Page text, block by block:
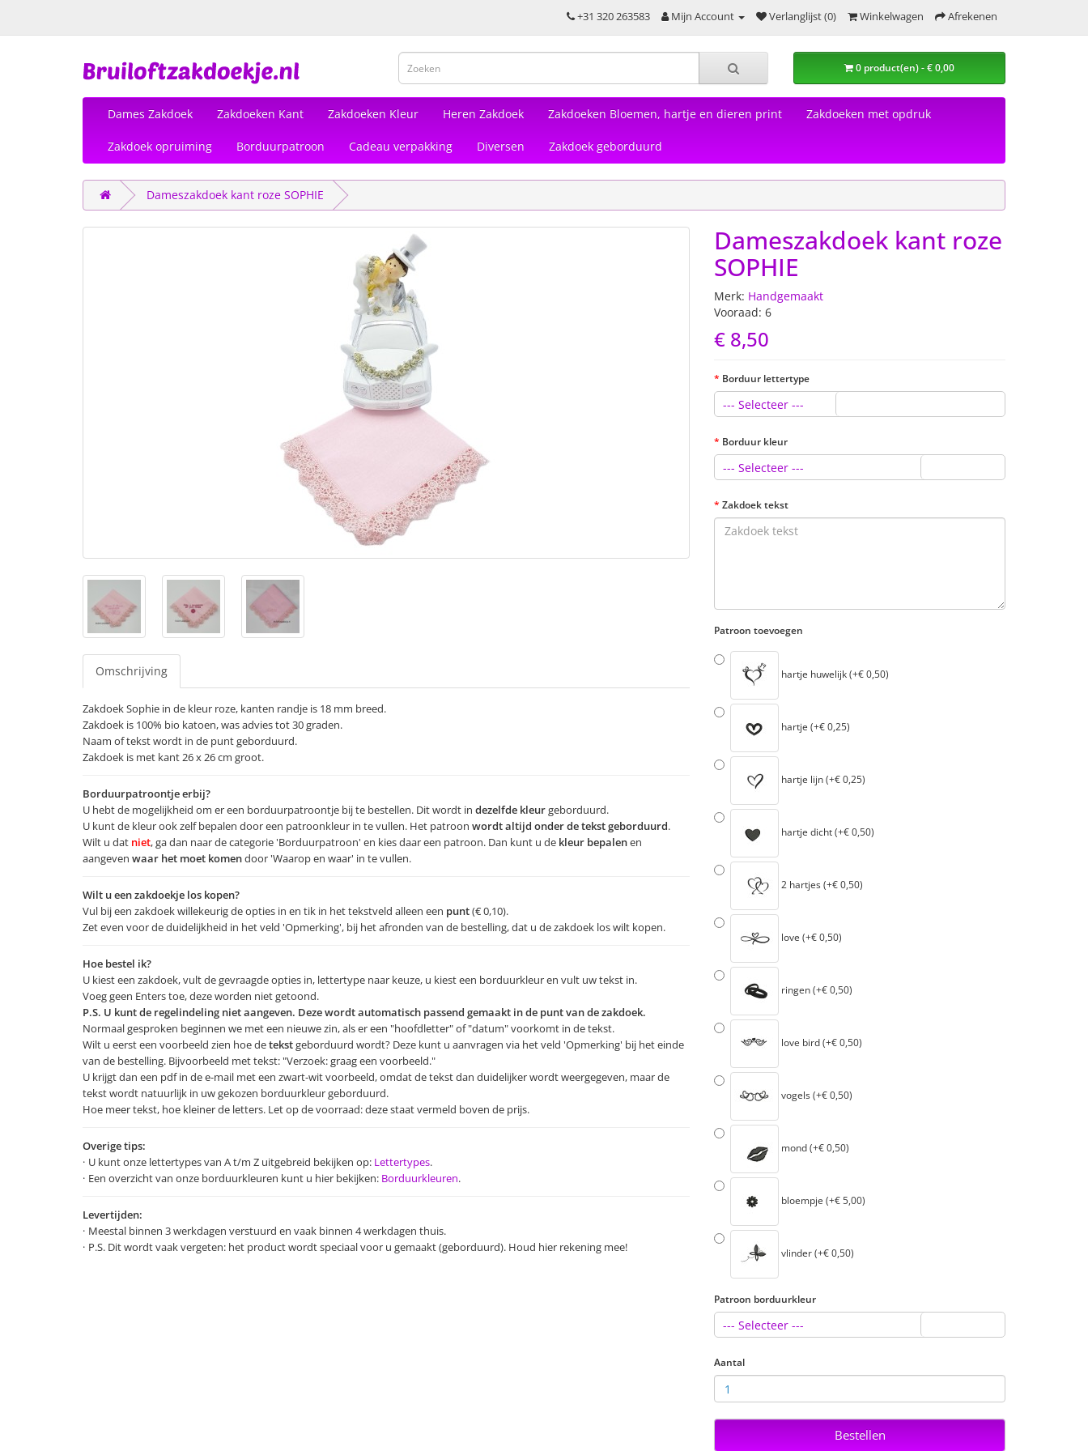
+31 320 263583 Mijn Account Verlanglijst (0) Winkelwagen Afrekenen
0 product(en) - € 0,00
Dames Zakdoek Zakdoeken Kant Zakdoeken Kleur Heren Zakdoek Zakdoeken Bloemen, hartje en dieren print Zakdoeken met opdruk
Zakdoek opruiming Borduurpatroon Cadeau verpakking Diversen Zakdoek geborduurd
Dameszakdoek kant roze SOPHIE
Omschrijving
Zakdoek Sophie in de kleur roze, kanten randje is 18 mm breed.
Zakdoek is 100% bio katoen, was advies tot 30 graden.
Naam of tekst wordt in de punt geborduurd.
Zakdoek is met kant 26 x 26 cm groot.
Borduurpatroontje erbij?
U hebt de mogelijkheid om er een borduurpatroontje bij te bestellen. Dit wordt in dezelfde kleurgeborduurd.
U kunt de kleur ook zelf bepalen door een patroonkleur in te vullen. Het patroon wordt altijd onder de tekst geborduurd.
Wilt u dat niet, ga dan naar de categorie 'Borduurpatroon' en kies daar een patroon. Dan kunt u de kleur bepalenen
aangeven waar het moet komendoor 'Waarop en waar' in te vullen.
Wilt u een zakdoekje los kopen?
Vul bij een zakdoek willekeurig de opties in en tik in het tekstveld alleen een punt(€ 0,10).
Zet even voor de duidelijkheid in het veld 'Opmerking', bij het afronden van de bestelling, dat u de zakdoek los wilt kopen.
Hoe bestel ik?
U kiest een zakdoek, vult de gevraagde opties in, lettertype naar keuze, u kiest een borduurkleur en vult uw tekst in.
Voeg geen Enters toe, deze worden niet getoond.
P.S. U kunt de regelindeling niet aangeven. Deze wordt automatisch passend gemaakt in de punt van de zakdoek.
Normaal gesproken beginnen we met een nieuwe zin, als er een "hoofdletter" of "datum" voorkomt in de tekst.
Wilt u eerst een voorbeeld zien hoe detekstgeborduurd wordt? Deze kunt u aanvragen via het veld 'Opmerking' bij het einde
van de bestelling. Bijvoorbeeld met tekst: "Verzoek: graag een voorbeeld."
U krijgt dan een pdf in de e-mail met een zwart-wit voorbeeld, omdat de tekst dan duidelijker wordt weergegeven, maar de
tekst wordt natuurlijk in uw gekozen borduurkleur geborduurd.
Hoe meer tekst, hoe kleiner de letters. Let op de voorraad: deze staat vermeld boven de prijs.
Overige tips:
U kunt onze lettertypes van A t/m Z uitgebreid bekijken op: Lettertypes.
Een overzicht van onze borduurkleuren kunt u hier bekijken: Borduurkleuren.
Levertijden:
Meestal binnen 3 werkdagen verstuurd en vaak binnen 4 werkdagen thuis.
P.S. Dit wordt vaak vergeten: het product wordt speciaal voor u gemaakt (geborduurd). Houd hier rekening mee!
Dameszakdoek kant roze
SOPHIE
Merk: Handgemaakt
Vooraad: 6
€ 8,50
Borduur lettertype
--- Selecteer ---
Borduur kleur
--- Selecteer ---
Zakdoek tekst
Patroon toevoegen
hartje huwelijk (+€ 0,50)
hartje (+€ 0,25)
hartje lijn (+€ 0,25)
hartje dicht (+€ 0,50)
2 hartjes (+€ 0,50)
love (+€ 0,50)
ringen (+€ 0,50)
love bird (+€ 0,50)
vogels (+€ 0,50)
mond (+€ 0,50)
bloempje (+€ 5,00)
vlinder (+€ 0,50)
Patroon borduurkleur
--- Selecteer ---
Aantal
Bestellen